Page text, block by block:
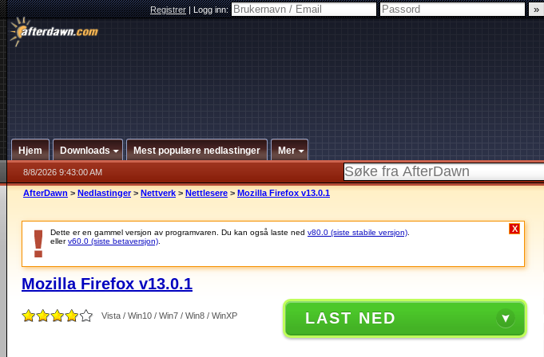
Registrer|Logg inn:
Hjem Downloads Mest populære nedlastinger Mer
8/8/2026 9:43:00 AM
AfterDawn > Nedlastinger > Nettverk > Nettlesere > Mozilla Firefox v13.0.1
Dette er en gammel versjon av programvaren. Du kan også laste ned v80.0 (siste stabile versjon)
ellerv60.0 (siste betaversjon)
X
Mozilla Firefox v13.0.1
Vista / Win10 / Win7 / Win8 / WinXP LAST NED